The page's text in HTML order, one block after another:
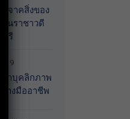
ริจาคสิ่งของ
านราชาวดี
บุรี
นาบุคลิกภาพ
ย่างมืออาชีพ